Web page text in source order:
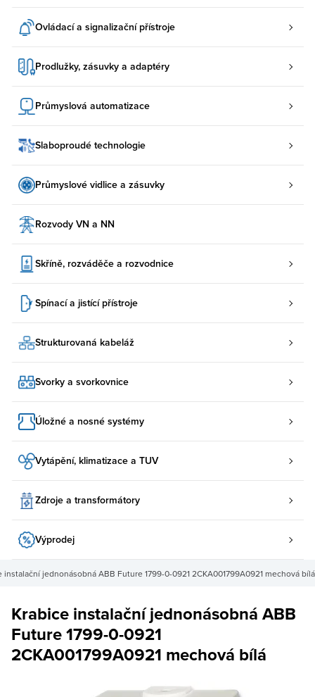
Ovládací a signalizační přístroje
Prodlužky, zásuvky a adaptéry
Průmyslová automatizace
Slaboproudé technologie
Průmyslové vidlice a zásuvky
Rozvody VN a NN
Skříně, rozváděče a rozvodnice
Spínací a jistící přístroje
Strukturovaná kabeláž
Svorky a svorkovnice
Úložné a nosné systémy
Vytápění, klimatizace a TUV
Zdroje a transformátory
Výprodej
instalační jednonásobná ABB Future 1799-0-0921 2CKA001799A0921 mechová bílá
Krabice instalační jednonásobná ABB
Future 1799-0-0921
2CKA001799A0921 mechová bílá